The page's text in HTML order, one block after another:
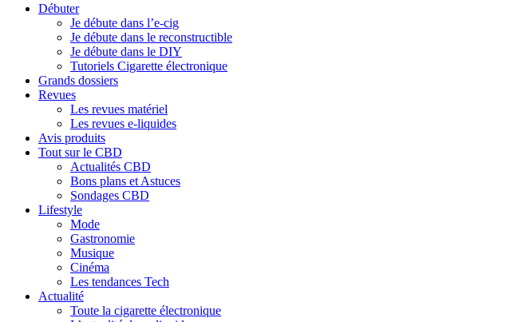
Débuter
Je débute dans l’e-cig
Je débute dans le reconstructible
Je débute dans le DIY
Tutoriels Cigarette électronique
Grands dossiers
Revues
Les revues matériel
Les revues e-liquides
Avis produits
Tout sur le CBD
Actualités CBD
Bons plans et Astuces
Sondages CBD
Lifestyle
Mode
Gastronomie
Musique
Cinéma
Les tendances Tech
Actualité
Toute la cigarette électronique